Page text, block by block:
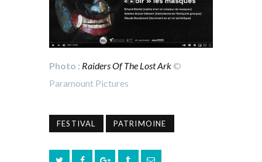
Photo : Raiders Of The Lost Ark©
Paramount Pictures
FESTIVAL PATRIMOINE